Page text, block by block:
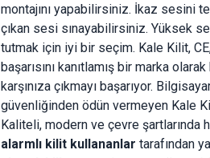
montajını yapabilirsiniz. İkaz sesini
çıkan sesi sınayabilirsiniz. Yüksek
tutmak için iyi bir seçim. Kale Kilit,
başarısını kanıtlamış bir marka
karşınıza çıkmayı başarıyor.
güvenliğinden ödün vermeyen Kale
Kaliteli, modern ve çevre
alarmlı kilit kullananlar tarafından